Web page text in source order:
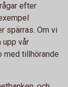
efter
spärras. Om vi
upp vår
med tillhörande